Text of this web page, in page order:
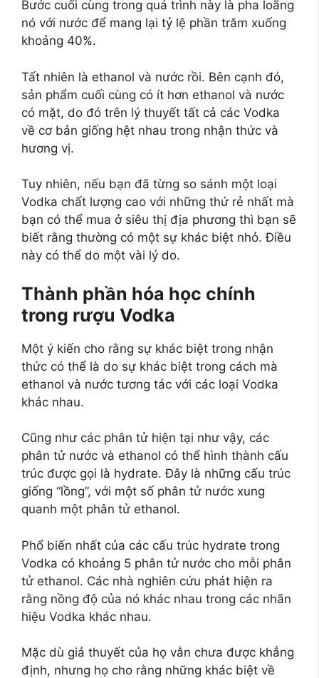
Bước cuối cùng trong quá trình này là pha loãng
nó với nước để mang lại tỷ lệ phần trăm xuống
khoảng 40%.
Tất nhiên là ethanol và nước rồi. Bên cạnh đó,
sản phẩm cuối cùng có ít hơn ethanol và nước
có mặt, do đó trên lý thuyết tất cả các Vodka
về cơ bản giống hệt nhau trong nhận thức và
hương vị.
Tuy nhiên, nếu bạn đã từng so sánh một loại
Vodka chất lượng cao với những thứ rẻ nhất mà
bạn có thể mua ở siêu thị địa phương thì bạn sẽ
biết rằng thường có một sự khác biệt nhỏ. Điều
này có thể do một vài lý do.
Thành phần hóa học chính
trong rượu Vodka
Một ý kiến ​​cho rằng sự khác biệt trong nhận
thức có thể là do sự khác biệt trong cách mà
ethanol và nước tương tác với các loại Vodka
khác nhau.
Cũng như các phân tử hiện tại như vậy, các
phân tử nước và ethanol có thể hình thành cấu
trúc được gọi là hydrate. Đây là những cấu trúc
giống “lồng”, với một số phân tử nước xung
quanh một phân tử ethanol.
Phổ biến nhất của các cấu trúc hydrate trong
Vodka có khoảng 5 phân tử nước cho mỗi phân
tử ethanol. Các nhà nghiên cứu phát hiện ra
rằng nồng độ của nó khác nhau trong các nhãn
hiệu Vodka khác nhau.
Mặc dù giả thuyết của họ vẫn chưa được khẳng
định, nhưng họ cho rằng những khác biệt về